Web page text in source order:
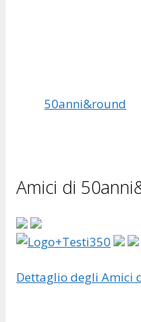
50anni&round
Amici di
Dettaglio degli Amici